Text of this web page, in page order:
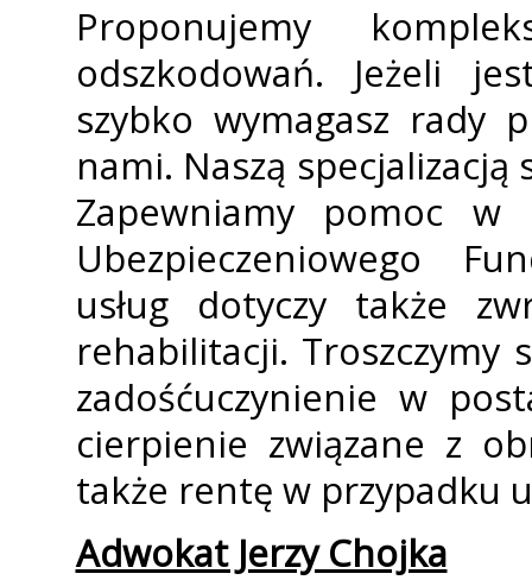
Proponujemy
odszkodowań. Jeżeli
szybko wymagasz rady
nami. Naszą
Zapewniamy pomoc w
Ubezpieczeniowego
usług dotyczy także
rehabilitacji. Troszczymy
zadośćuczynienie w
cierpienie związane z
także rentę w przypadku
Adwokat Jerzy Chojka